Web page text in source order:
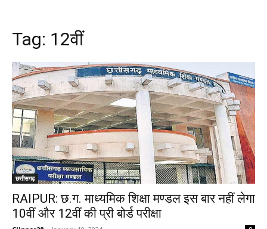
Tag: 12वीं
छत्तीसगढ़
RAIPUR: छ.ग. माध्यमिक शिक्षा मण्डल इस बार नहीं लेगा
10वीं और 12वीं की प्री बोर्ड परीक्षा